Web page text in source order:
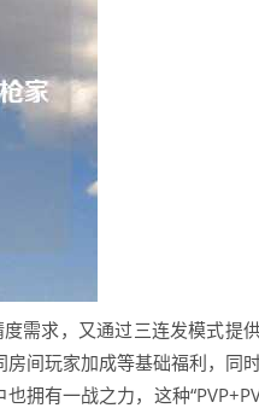
需求，又通过三连发模式提
间玩家加成等基础福利，同
拥有一战之力，这种